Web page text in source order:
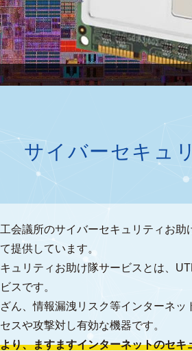
サイバーセキュ
会議所のサイバーセキュリティお助
提供しています。
ュリティお助け隊サービスとは、
スです。
ん、情報漏洩リスク等インターネッ
スや攻撃対し有効な機器です。
り、ますますインターネットのセキ